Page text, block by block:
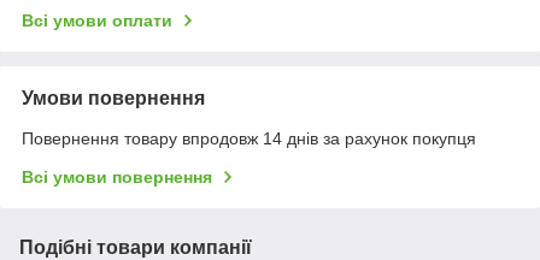
Всі умови оплати
Умови повернення
Повернення товару впродовж 14 днів за рахунок покупця
Всі умови повернення
Подібні товари компанії